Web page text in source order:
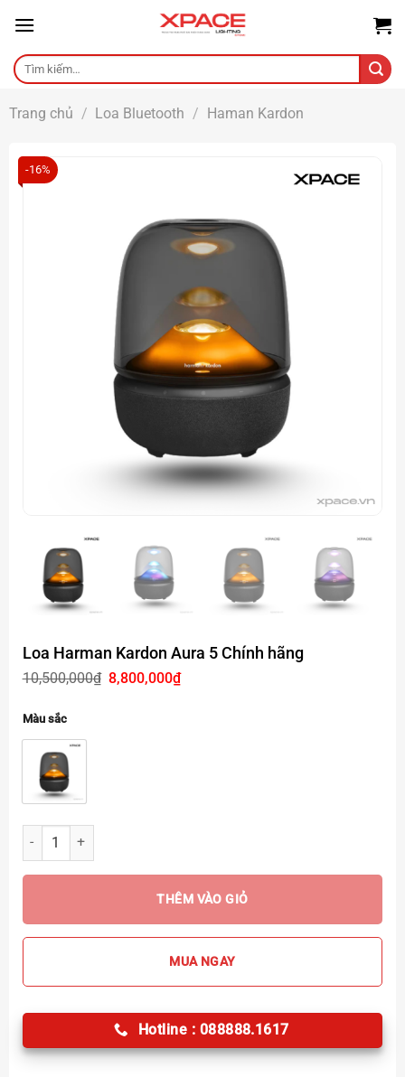
content
Tìm
kiếm:
Trang chủ / Loa Bluetooth / Haman Kardon
-16%
Loa Harman Kardon Aura 5 Chính hãng
10,500,000₫ Giá
8,800,000₫Giá
hiện
Màu sắc
Loa Harman Kardon Aura 5 Chính hãng số lượng
THÊM VÀO GIỎ
MUA NGAY
Hotline : 088888.1617